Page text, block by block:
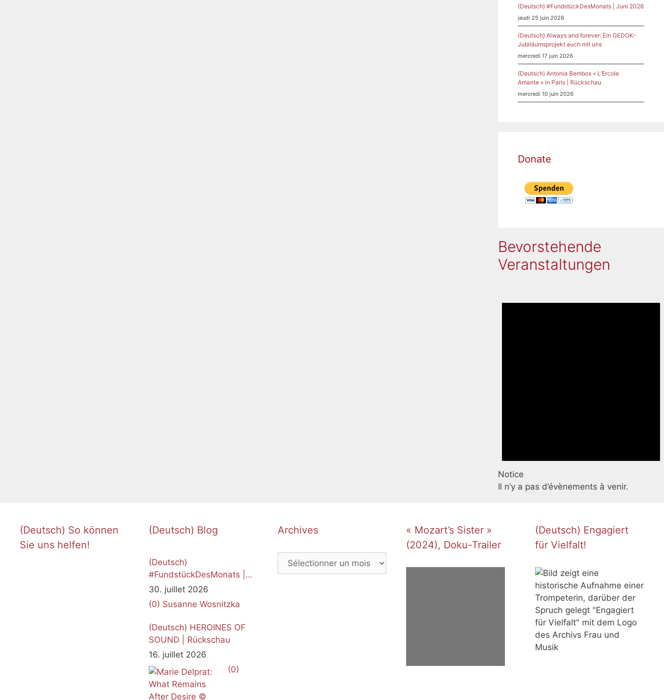
(Deutsch) #FundstückDesMonats | Juni 2026
jeudi 25 juin 2026
(Deutsch) Always and forever: Ein GEDOK-
Jubiläumsprojekt auch mit uns
mercredi 17 juin 2026
(Deutsch) Antonia Bembos « L’Ercole
Amante » in Paris | Rückschau
mercredi 10 juin 2026
Donate
Bevorstehende
Veranstaltungen
Notice
Il n’y a pas d’évènements à venir.
(Deutsch) So können
Sie uns helfen!
(Deutsch) Blog
(Deutsch)
#FundstückDesMonats |
Juli 2026
30. juillet 2026
(0) Susanne Wosnitzka
(Deutsch) HEROINES OF
SOUND | Rückschau
16. juillet 2026
(0)
Archives
Archives
« Mozart’s Sister »
(2024), Doku-Trailer
(Deutsch) Engagiert
für Vielfalt!